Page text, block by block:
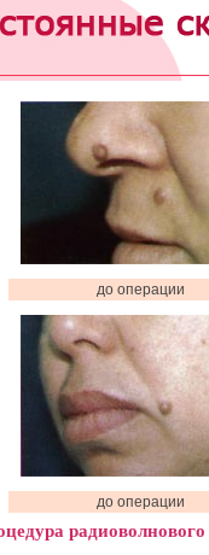
Размер родинки превышает 0,5
Спонтанный рост или изменение
Появление признаков
Частое травмирование из-за
до операции
до операции